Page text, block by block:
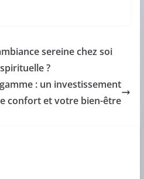
sereine chez soi
?
: un investissement
confort et votre bien-être